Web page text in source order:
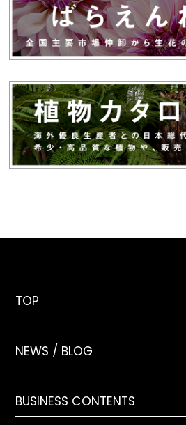
TOP
NEWS / BLOG
BUSINESS CONTENTS